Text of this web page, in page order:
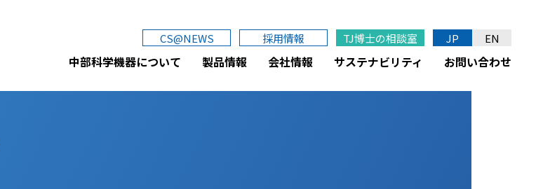
CS@NEWS 採用情報 TJ博士の相談室 JP EN
中部科学機器について 製品情報 会社情報 サステナビリティ お問い合わせ